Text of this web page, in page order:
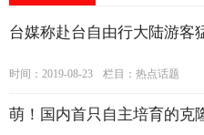
台媒称赴台自由行大陆游客
时间：2019-08-23 栏目： 热点话题
萌！国内首只自主培育的克